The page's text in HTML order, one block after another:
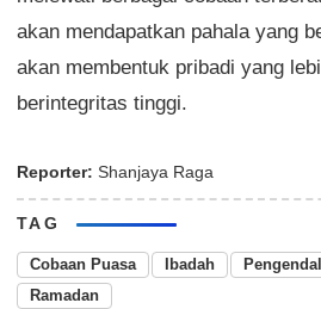
akan mendapatkan pahala yang
akan membentuk pribadi yang
berintegritas tinggi.
Reporter: Shanjaya Raga
TAG
Cobaan Puasa Ibadah
Ramadan